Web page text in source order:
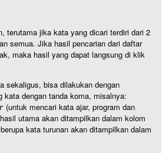
terutama jika kata yang dicari terdiri dari 2
semua. Jika hasil pencarian dari daftar
maka hasil yang dapat langsung di klik
sekaligus, bisa dilakukan dengan
kata dengan tanda koma, misalnya:
(untuk mencari kata ajar, program dan
utama akan ditampilkan dalam kolom
kata turunan akan ditampilkan dalam